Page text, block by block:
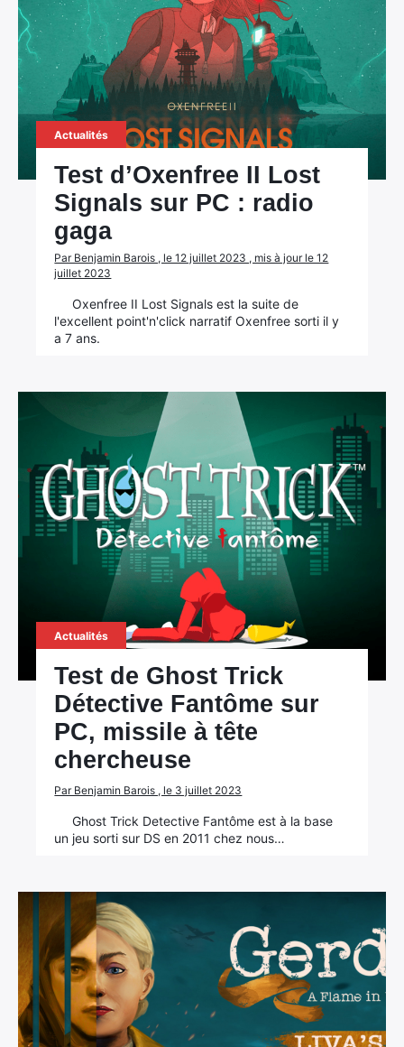
Actualités
Test d’Oxenfree II Lost
Signals sur PC : radio
gaga
Par Benjamin Barois , le 12 juillet 2023 , mis à jour le 12
juillet 2023
Oxenfree II Lost Signals est la suite de
l'excellent point'n'click narratif Oxenfree sorti il y
a 7 ans.
Actualités
Test de Ghost Trick
Détective Fantôme sur
PC, missile à tête
chercheuse
Par Benjamin Barois , le 3 juillet 2023
Ghost Trick Detective Fantôme est à la base
un jeu sorti sur DS en 2011 chez nous…
Rechercher
: